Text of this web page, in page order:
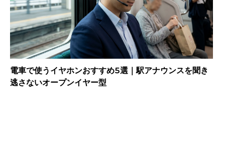
電車で使うイヤホンおすすめ5選｜駅アナウンスを聞き
逃さないオープンイヤー型